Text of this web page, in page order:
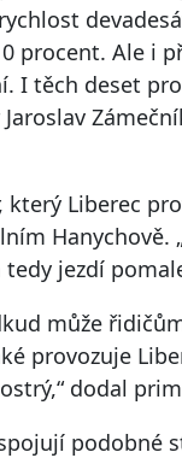
procent. Ale i
I těch deset
který Liberec
jezdí
může
provozuje
dodal
podobné